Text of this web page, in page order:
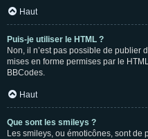
Haut
Puis-je utiliser le HTML ?
Non, il n’est pas possible de publier
mises en forme permises par le
BBCodes.
Haut
Que sont les smileys ?
Les smileys, ou émoticônes, sont